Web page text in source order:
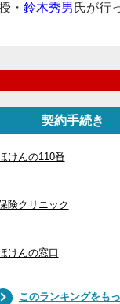
・ 鈴木秀男 氏が行
契約手続き
けんの110番
険クリニック
けんの窓口
このランキングをも